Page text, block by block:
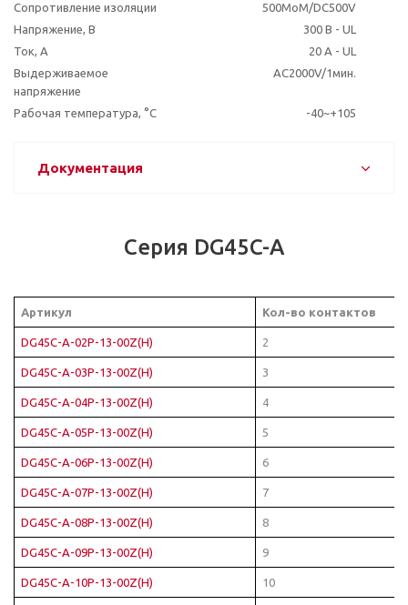
Сопротивление изоляции
500MoM/DC500V
Напряжение, В
300 В - UL
Ток, А
20 A - UL
Выдерживаемое
напряжение
AC2000V/1мин.
Рабочая температура, °C -40~+105
Документация
Серия DG45C-A
Артикул Кол-во контактов
DG45C-A-02P-13-00Z(H) 2
DG45C-A-03P-13-00Z(H) 3
DG45C-A-04P-13-00Z(H) 4
DG45C-A-05P-13-00Z(H) 5
DG45C-A-06P-13-00Z(H) 6
DG45C-A-07P-13-00Z(H) 7
DG45C-A-08P-13-00Z(H) 8
DG45C-A-09P-13-00Z(H) 9
DG45C-A-10P-13-00Z(H) 10